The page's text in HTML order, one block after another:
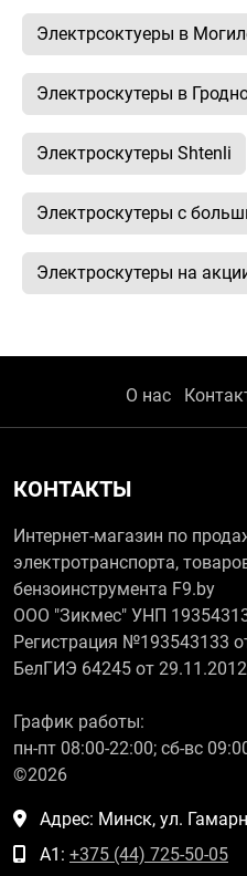
Электрсоктуеры в
Электроскутеры в
Электроскутеры Shtenli
Электроскутеры с
Электроскутеры на
О нас
КОНТАКТЫ
Интернет-магазин по
электротранспорта,
бензоинструмента F9.by
ООО "Зикмес" УНП
Регистрация №193543133
БелГИЭ 64245 от 29.11.2012
График работы:
пн-пт 08:00-22:00; сб-вс
©2026
Адрес: Минск, ул.
А1: +375 (44) 725-50-05